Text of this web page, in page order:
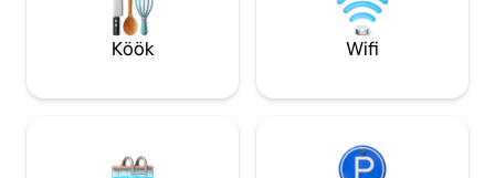
kaasaegset disaini, ületamatuid
transpordiühendusi ning ideaalset baasi
lõõgastumiseks, avastamiseks ja Londoni
diivanvoodile
magamistoas).
Köök Wifi